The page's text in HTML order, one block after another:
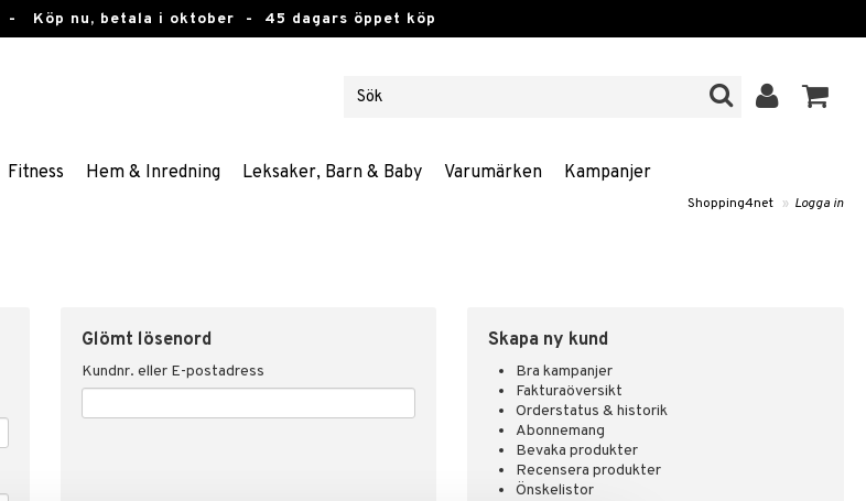
- Köp nu, betala i oktober - 45 dagars öppet köp
Fitness Hem & Inredning Leksaker, Barn & Baby Varumärken Kampanjer
Shopping4net » Logga in
Glömt lösenord
Kundnr. eller E-postadress
Skapa ny kund
Bra kampanjer
Fakturaöversikt
Orderstatus & historik
Abonnemang
Bevaka produkter
Recensera produkter
Önskelistor